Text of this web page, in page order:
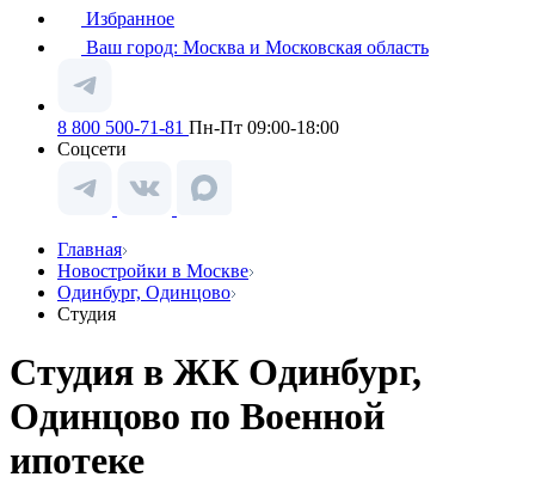
Избранное
Ваш город: Москва и Московская область
8 800 500-71-81 Пн-Пт 09:00-18:00
Соцсети
Главная
Новостройки в Москве
Одинбург, Одинцово
Студия
Студия в ЖК Одинбург,
Одинцово по Военной
ипотеке